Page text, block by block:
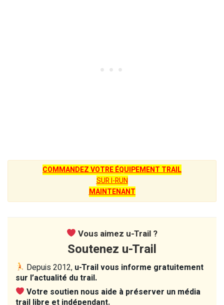
COMMANDEZ VOTRE ÉQUIPEMENT TRAIL
SUR I-RUN
MAINTENANT
Vous aimez u-Trail ?
Soutenez u-Trail
Depuis 2012, u-Trail vous informe gratuitement
sur l’actualité du trail.
Votre soutien nous aide à préserver un média
trail libre et indépendant.